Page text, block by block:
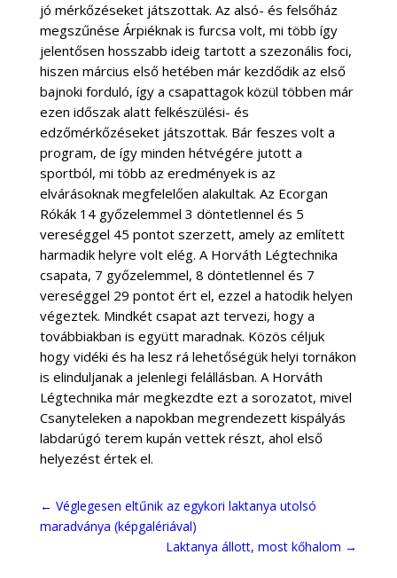
jó mérkőzéseket játszottak. Az alsó- és felsőház
megszűnése Árpiéknak is furcsa volt, mi több így
jelentősen hosszabb ideig tartott a szezonális foci,
hiszen március első hetében már kezdődik az első
bajnoki forduló, így a csapattagok közül többen már
ezen időszak alatt felkészülési- és
edzőmérkőzéseket játszottak. Bár feszes volt a
program, de így minden hétvégére jutott a
sportból, mi több az eredmények is az
elvárásoknak megfelelően alakultak. Az Ecorgan
Rókák 14 győzelemmel 3 döntetlennel és 5
vereséggel 45 pontot szerzett, amely az említett
harmadik helyre volt elég. A Horváth Légtechnika
csapata, 7 győzelemmel, 8 döntetlennel és 7
vereséggel 29 pontot ért el, ezzel a hatodik helyen
végeztek. Mindkét csapat azt tervezi, hogy a
továbbiakban is együtt maradnak. Közös céljuk
hogy vidéki és ha lesz rá lehetőségük helyi tornákon
is elinduljanak a jelenlegi felállásban. A Horváth
Légtechnika már megkezdte ezt a sorozatot, mivel
Csanyteleken a napokban megrendezett kispályás
labdarúgó terem kupán vettek részt, ahol első
helyezést értek el.
← Véglegesen eltűnik az egykori laktanya utolsó
maradványa (képgalériával)
Laktanya állott, most kőhalom →